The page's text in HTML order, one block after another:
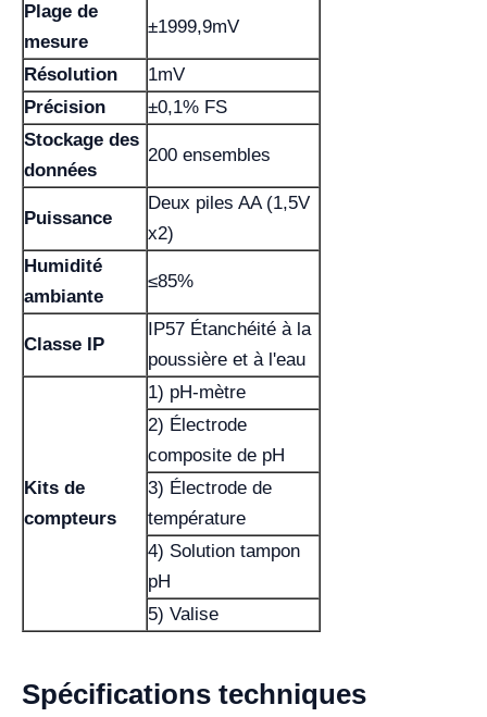
Plage de
mesure
±1999,9mV
Résolution
1mV
Précision
±0,1% FS
Stockage des
données
200 ensembles
Puissance
Deux piles AA (1,5V
x2)
Humidité
ambiante
≤85%
Classe IP
IP57 Étanchéité à la
poussière et à l'eau
Kits de
compteurs
1) pH-mètre
2) Électrode
composite de pH
3) Électrode de
température
4) Solution tampon
pH
5) Valise
Spécifications techniques